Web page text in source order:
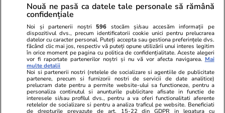
care a doborât drona la Padina,
în județul Buzău. Generalul
Gheorghiță Vlad: „Îmi doresc să
fie decorat”
Reportaj
Știri România 17:00
Femeia care ridică manual, de
Nouă ne pasă ca datele tale personale să rămână
confidențiale
Noi și partenerii noștri 596 stocăm și/sau accesăm informații pe
dispozitivul dvs., precum identificatorii cookie unici pentru prelucrarea
datelor cu caracter personal. Puteți accepta sau gestiona preferințele dvs.
făcând clic mai jos, respectiv vă puteți opune utilizării unui interes legitim
în orice moment pe pagina cu politica de confidențialitate. Aceste alegeri
vor fi raportate partenerilor noștri și nu vă vor afecta navigarea. Mai
multe detalii
Noi si partenerii nostri (retelele de socializare si agentiile de publicitate
partenere, precum si furnizorii nostri de servicii de date analitice)
prelucram date pentru a permite website-ului sa functioneze, pentru a
personaliza continutul si anunturile publicitare afisate in functie de
interesele si/sau profilul dvs., pentru a va oferi functionalitati aferente
retelelor de socializare si pentru a analiza traficul pe website. Beneficiati
de drepturile prevazute de art. 15-22 din GDPR in legatura cu